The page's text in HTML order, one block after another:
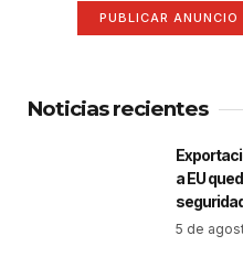
PUBLICAR ANUNCIO
Noticias recientes
a EU
seguridad
5 de